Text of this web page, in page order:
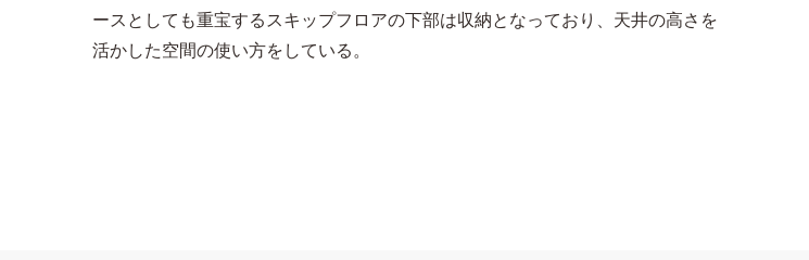
ースとしても重宝するスキップフロアの下部は収納となっており、天井の高さを
活かした空間の使い方をしている。